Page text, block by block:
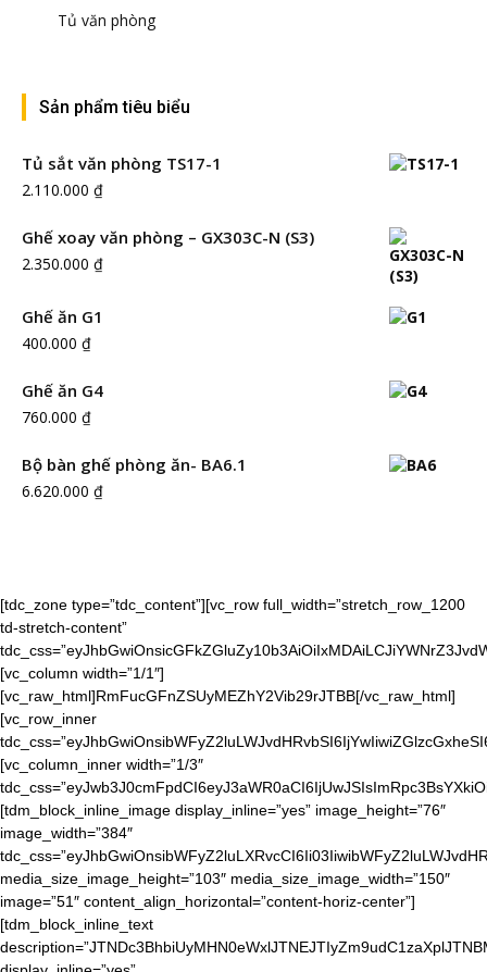
Tủ văn phòng
Sản phẩm tiêu biểu
Tủ sắt văn phòng TS17-1
2.110.000 ₫
Ghế xoay văn phòng – GX303C-N (S3)
2.350.000 ₫
Ghế ăn G1
400.000 ₫
Ghế ăn G4
760.000 ₫
Bộ bàn ghế phòng ăn- BA6.1
6.620.000 ₫
[tdc_zone type=”tdc_content”][vc_row full_width=”stretch_row_1200
td-stretch-content”
[vc_column width=”1/1″]
[vc_raw_html]RmFucGFnZSUyMEZhY2Vib29rJTBB[/vc_raw_html]
[vc_row_inner
[vc_column_inner width=”1/3″
[tdm_block_inline_image display_inline=”yes” image_height=”76″
image_width=”384″
media_size_image_height=”103″ media_size_image_width=”150″
image=”51″ content_align_horizontal=”content-horiz-center”]
[tdm_block_inline_text